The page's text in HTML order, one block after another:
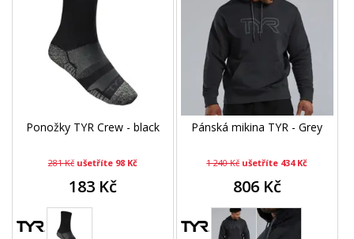
Ponožky TYR Crew - black
281 Kč ušetříte 98 Kč
183 Kč
Pánská mikina TYR - Grey
1 240 Kč ušetříte 434 Kč
806 Kč